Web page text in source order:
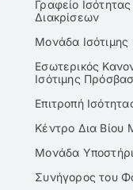
Γραφείο
Διακρίσεων
Μονάδα
Εσωτερικός
Ισότιμης
Επιτροπή
Κέντρο Δια Βίου
Μονάδα
Συνήγορος του